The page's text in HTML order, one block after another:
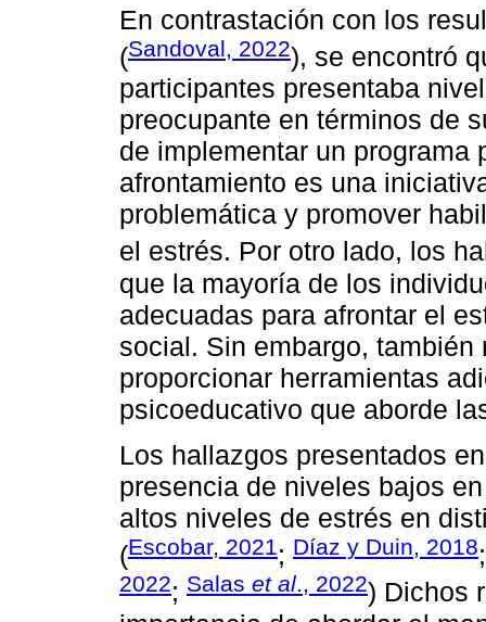
En contrastación con los
(Sandoval, 2022), se encontró
participantes presentaba
preocupante en términos de
de implementar un programa
afrontamiento es una
problemática y promover
el estrés. Por otro lado, los
que la mayoría de los
adecuadas para afrontar el
social. Sin embargo,
proporcionar herramientas
psicoeducativo que aborde
Los hallazgos presentados
presencia de niveles bajos
altos niveles de estrés en
(Escobar, 2021; Díaz y Duin, 2018
2022; Salas et al., 2022) Dichos